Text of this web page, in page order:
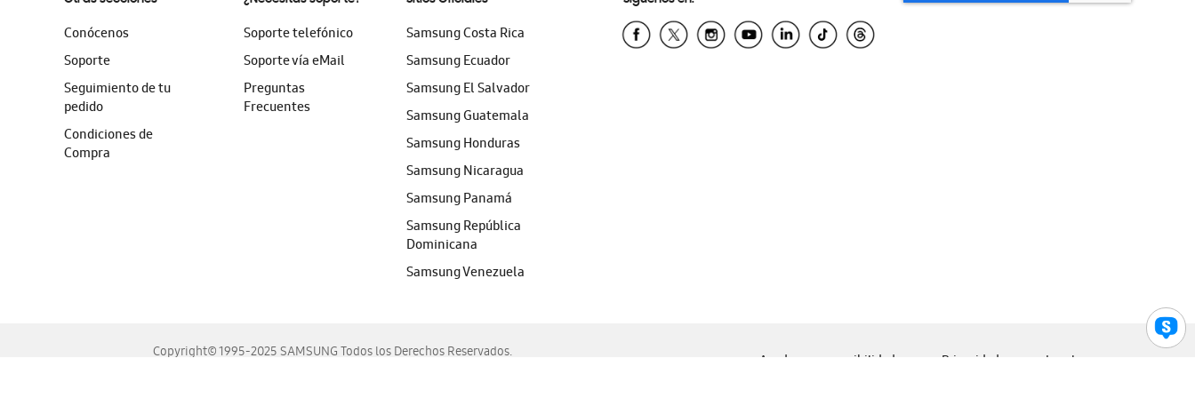
Conócenos
Soporte
Seguimiento de tu
pedido
Condiciones de
Compra
Soporte telefónico
Soporte vía eMail
Preguntas
Frecuentes
Samsung Costa Rica
Samsung Ecuador
Samsung El Salvador
Samsung Guatemala
Samsung Honduras
Samsung Nicaragua
Samsung Panamá
Samsung República
Dominicana
Samsung Venezuela
Copyright© 1995-2025 SAMSUNG Todos los Derechos Reservados.
Ayuda para accesibilidad Privacidad Legal